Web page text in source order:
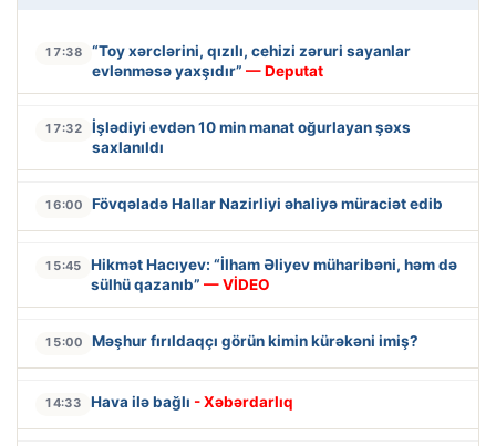
17:38
“Toy xərclərini, qızılı, cehizi zəruri sayanlar
evlənməsə yaxşıdır” — Deputat
17:32
İşlədiyi evdən 10 min manat oğurlayan şəxs
saxlanıldı
16:00 Fövqəladə Hallar Nazirliyi əhaliyə müraciət edib
15:45
Hikmət Hacıyev: “İlham Əliyev müharibəni, həm də
sülhü qazanıb” — VİDEO
15:00 Məşhur fırıldaqçı görün kimin kürəkəni imiş?
14:33 Hava ilə bağlı - Xəbərdarlıq